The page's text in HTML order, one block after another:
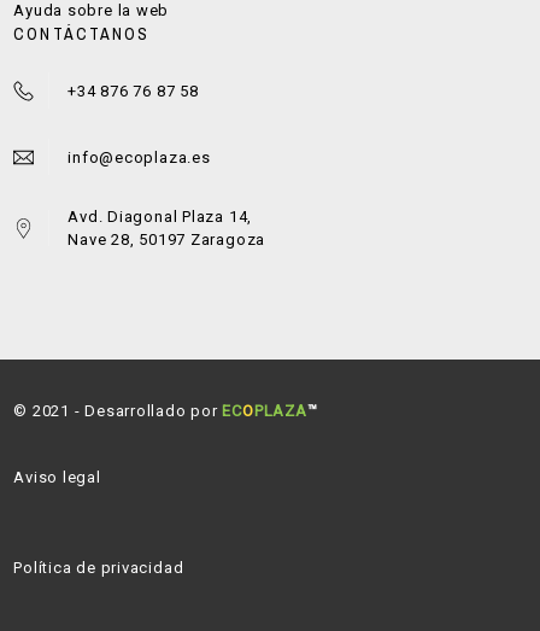
Ayuda sobre la web
CONTÁCTANOS
+34 876 76 87 58
info@ecoplaza.es
Avd. Diagonal Plaza 14,
Nave 28, 50197 Zaragoza
© 2021 - Desarrollado por ECOPLAZA™
Aviso legal
Política de privacidad